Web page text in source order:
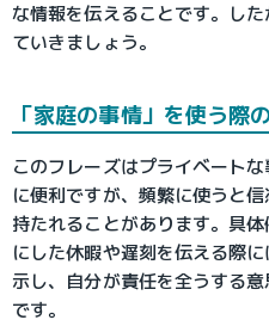
な情報を伝えることです。し
ていきましょう。
「家庭の事情」を使う際
このフレーズはプライベート
に便利ですが、頻繁に使うと
持たれることがあります。具
にした休暇や遅刻を伝える際
示し、自分が責任を全うする
です。